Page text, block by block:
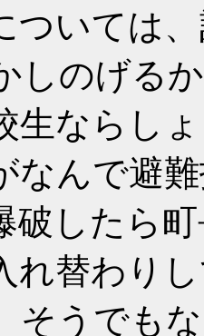
ついては
しのげる
生ならし
なんで避
破したら
れ替わり
そうでも